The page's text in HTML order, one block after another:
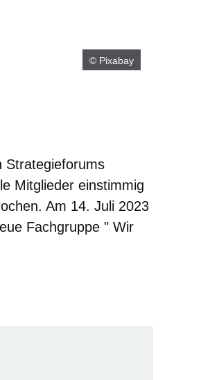
© Pixabay
Strategieforums
Mitglieder einstimmig
Am 14. Juli 2023
Fachgruppe " Wir